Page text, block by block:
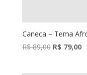
Caneca – Tema
R$89,00 O
R$ 79,00O